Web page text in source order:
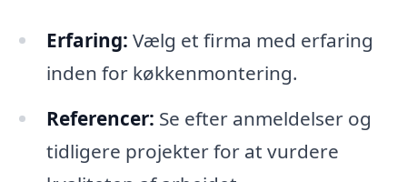
Erfaring: Vælg et firma med erfaring
inden for køkkenmontering.
Referencer: Se efter anmeldelser og
tidligere projekter for at vurdere